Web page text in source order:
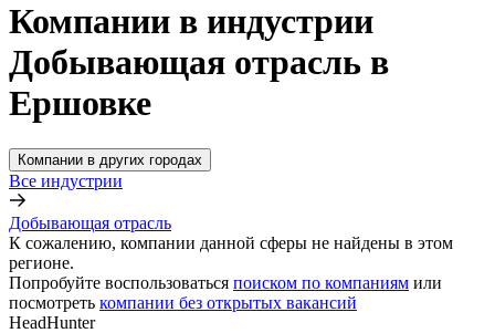
Компании в индустрии
Добывающая отрасль в
Ершовке
Компании в других городах
Все индустрии
Добывающая отрасль
К сожалению, компании данной сферы не найдены в этом
регионе.
Попробуйте воспользоваться поиском по компаниям или
посмотреть компании без открытых вакансий
HeadHunter